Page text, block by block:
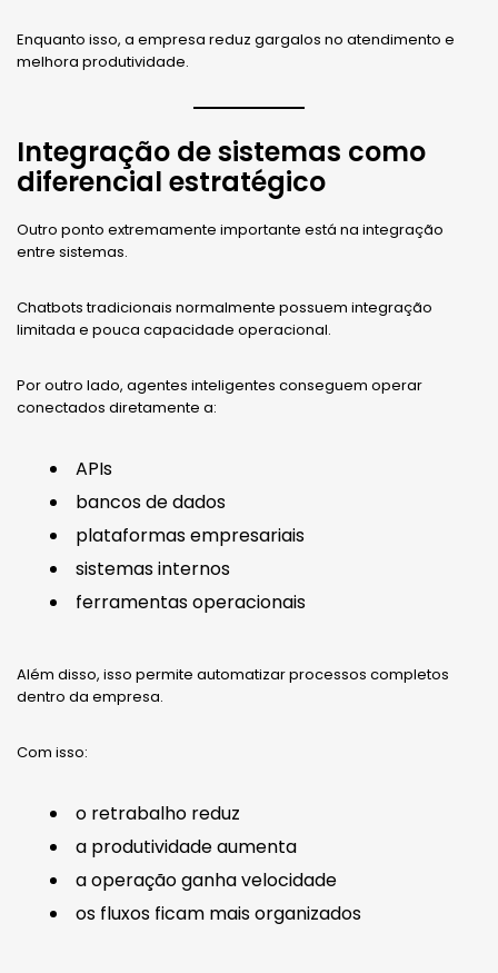
Enquanto isso, a empresa reduz gargalos no atendimento e
melhora produtividade.
Integração de sistemas como
diferencial estratégico
Outro ponto extremamente importante está na integração
entre sistemas.
Chatbots tradicionais normalmente possuem integração
limitada e pouca capacidade operacional.
Por outro lado, agentes inteligentes conseguem operar
conectados diretamente a:
APIs
bancos de dados
plataformas empresariais
sistemas internos
ferramentas operacionais
Além disso, isso permite automatizar processos completos
dentro da empresa.
Com isso:
o retrabalho reduz
a produtividade aumenta
a operação ganha velocidade
os fluxos ficam mais organizados